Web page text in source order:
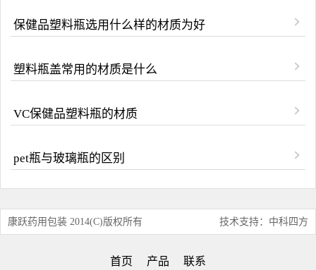
保健品塑料瓶选用什么样的材质为好
塑料瓶盖常用的材质是什么
VC保健品塑料瓶的材质
pet瓶与玻璃瓶的区别
康跃药用包装 2014(C)版权所有 技术支持：中科四方
首页 产品 联系